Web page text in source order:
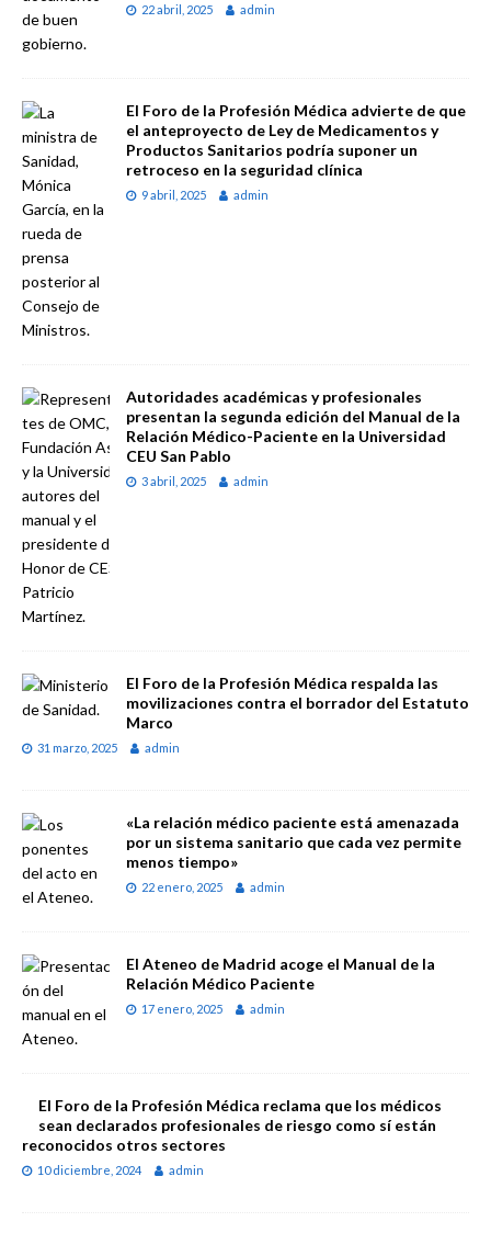
22 abril, 2025 admin
El Foro de la Profesión Médica advierte de que
el anteproyecto de Ley de Medicamentos y
Productos Sanitarios podría suponer un
retroceso en la seguridad clínica
9 abril, 2025 admin
Autoridades académicas y profesionales
presentan la segunda edición del Manual de la
Relación Médico-Paciente en la Universidad
CEU San Pablo
3 abril, 2025 admin
El Foro de la Profesión Médica respalda las
movilizaciones contra el borrador del Estatuto
Marco
31 marzo, 2025 admin
«La relación médico paciente está amenazada
por un sistema sanitario que cada vez permite
menos tiempo»
22 enero, 2025 admin
El Ateneo de Madrid acoge el Manual de la
Relación Médico Paciente
17 enero, 2025 admin
El Foro de la Profesión Médica reclama que los médicos
sean declarados profesionales de riesgo como sí están
reconocidos otros sectores
10 diciembre, 2024 admin